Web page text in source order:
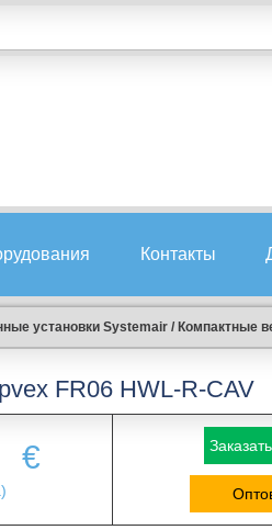
Контакты
установки Systemair / Компактные
FR06 HWL-R-CAV
€